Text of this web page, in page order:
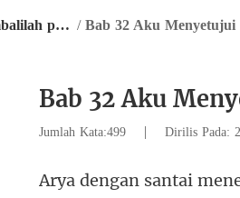
Ratapan Kekasih: Kembalilah padaku / Bab 32 Aku
Bab 32 Aku
Jumlah Kata:499 | Dirilis Pada: